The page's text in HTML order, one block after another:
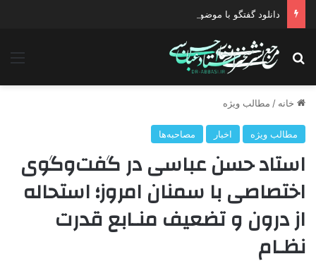
دانلود گفتگو با موضوع جنگ دیپلماتیک آمریکا علیه ایران
جستجو برای
خانه / مطالب ویژه
مطالب ویژه اخبار مصاحبه‌ها
استاد حسن عباسی در گفت‌وگوی
اختصاصی با سمنان امروز؛ استحاله
از درون و تضعیف منـابع قدرت
نظـام